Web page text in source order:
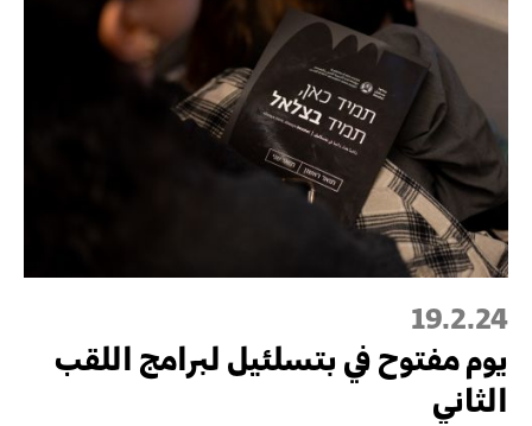
19.2.24
يوم مفتوح في بتسلئيل لبرامج اللقب
الثاني